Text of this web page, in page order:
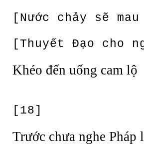
[Nước chảy sẽ mau
[Thuyết Đạo cho
Khéo đến uống cam lộ
[18]
Trước chưa nghe Pháp